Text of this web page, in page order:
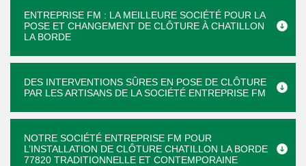
ENTREPRISE FM : LA MEILLEURE SOCIÉTÉ POUR LA
POSE ET CHANGEMENT DE CLÔTURE À CHATILLON
LA BORDE
DES INTERVENTIONS SÛRES EN POSE DE CLÔTURE
PAR LES ARTISANS DE LA SOCIÉTÉ ENTREPRISE FM
NOTRE SOCIÉTÉ ENTREPRISE FM POUR
L’INSTALLATION DE CLÔTURE CHATILLON LA BORDE
77820 TRADITIONNELLE ET CONTEMPORAINE